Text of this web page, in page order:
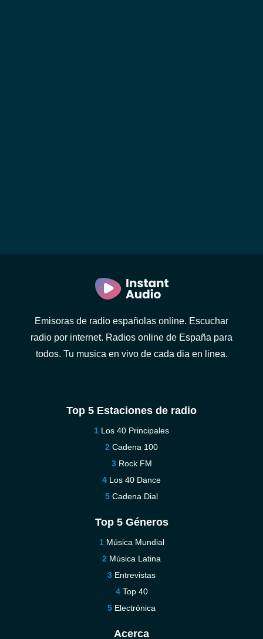
Emisoras de radio españolas online. Escuchar
radio por internet. Radios online de España para
todos. Tu musica en vivo de cada dia en linea.
Top 5 Estaciones de radio
Los 40 Principales
Cadena 100
Rock FM
Los 40 Dance
Cadena Dial
Top 5 Géneros
Música Mundial
Música Latina
Entrevistas
Top 40
Electrónica
Acerca